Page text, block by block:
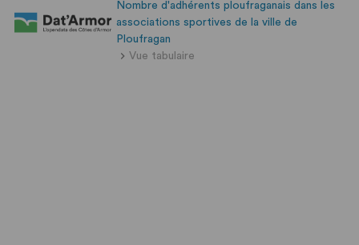
Nombre d'adhérents ploufraganais dans les
associations sportives de la ville de
Ploufragan
Vue tabulaire